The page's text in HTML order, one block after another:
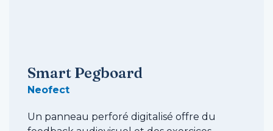
Smart Pegboard
Neofect
Un panneau perforé digitalisé offre du